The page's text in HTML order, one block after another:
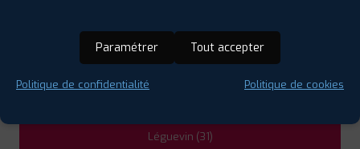
Fonsorbes (31)
Léguevin (31)
Paramétrer Tout accepter
Politique de confidentialité Politique de cookies